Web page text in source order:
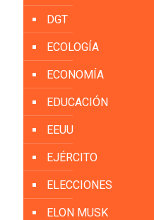
DGT
ECOLOGÍA
ECONOMÍA
EDUCACIÓN
EEUU
EJÉRCITO
ELECCIONES
ELON MUSK